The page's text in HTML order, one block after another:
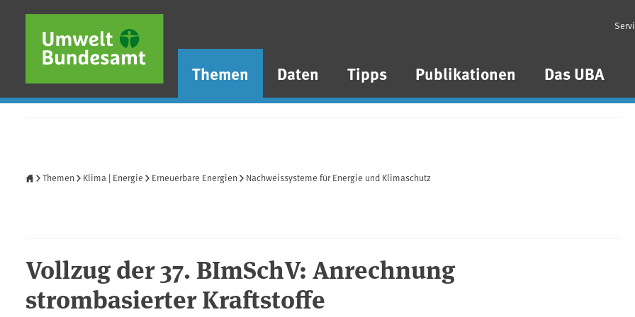
Direkt zum Inhalt
Direkt zum Hauptmenü
Direkt zur Fußzeile
Themen Daten Tipps Publikationen Das UBA
Themen Klima | Energie Erneuerbare Energien Nachweissysteme für Energie und Klimaschutz
Vollzug der 37. BImSchV: Anrechnung
strombasierter Kraftstoffe